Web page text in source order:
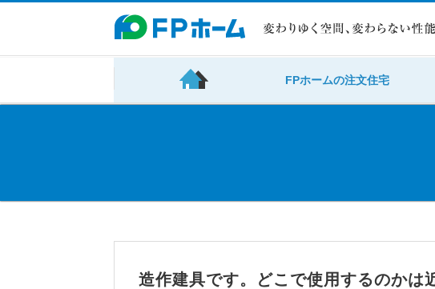
FPホームの注文住宅
造作建具です。どこで使用するのかは